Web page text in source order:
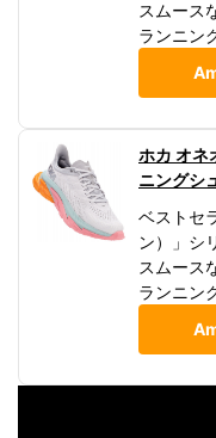
スムース
ランニン
ホカ オネ
ニングシ
ベストセ
ン）」シ
スムース
ランニン